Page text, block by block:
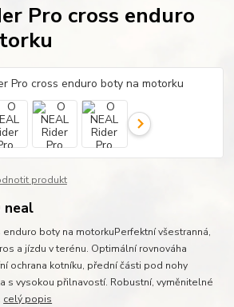
Pro cross enduro
produkt
neal
boty na motorkuPerfektní všestranná,
a jízdu v terénu. Optimální rovnováha
ochrana kotníku, přední části pod nohy
s vysokou přilnavostí. Robustní, vyměnitelné
celý popis